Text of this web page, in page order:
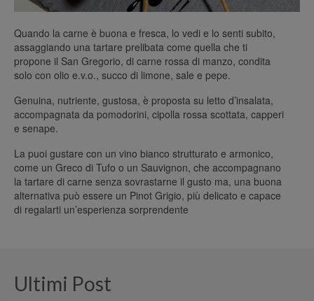
Quando la carne è buona e fresca, lo vedi e lo senti subito,
assaggiando una tartare prelibata come quella che ti
propone il San Gregorio, di carne rossa di manzo, condita
solo con olio e.v.o., succo di limone, sale e pepe.
Genuina, nutriente, gustosa, è proposta su letto d’insalata,
accompagnata da pomodorini, cipolla rossa scottata, capperi
e senape.
La puoi gustare con un vino bianco strutturato e armonico,
come un Greco di Tufo o un Sauvignon, che accompagnano
la tartare di carne senza sovrastarne il gusto ma, una buona
alternativa può essere un Pinot Grigio, più delicato e capace
di regalarti un’esperienza sorprendente
Ultimi Post